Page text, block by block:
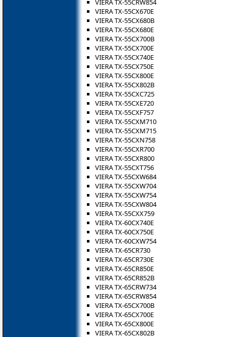
VIERA TX-55CX670E
VIERA TX-55CX680B
VIERA TX-55CX680E
VIERA TX-55CX700B
VIERA TX-55CX700E
VIERA TX-55CX740E
VIERA TX-55CX750E
VIERA TX-55CX800E
VIERA TX-55CX802B
VIERA TX-55CXC725
VIERA TX-55CXE720
VIERA TX-55CXF757
VIERA TX-55CXM710
VIERA TX-55CXM715
VIERA TX-55CXN758
VIERA TX-55CXR700
VIERA TX-55CXR800
VIERA TX-55CXT756
VIERA TX-55CXW684
VIERA TX-55CXW704
VIERA TX-55CXW754
VIERA TX-55CXW804
VIERA TX-55CXX759
VIERA TX-60CX740E
VIERA TX-60CX750E
VIERA TX-60CXW754
VIERA TX-65CR730
VIERA TX-65CR730E
VIERA TX-65CR850E
VIERA TX-65CR852B
VIERA TX-65CRW734
VIERA TX-65CRW854
VIERA TX-65CX700B
VIERA TX-65CX700E
VIERA TX-65CX800E
VIERA TX-65CX802B